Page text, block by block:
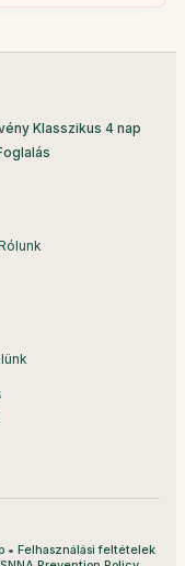
Klasszikus 4 nap
• Felhasználási feltételek